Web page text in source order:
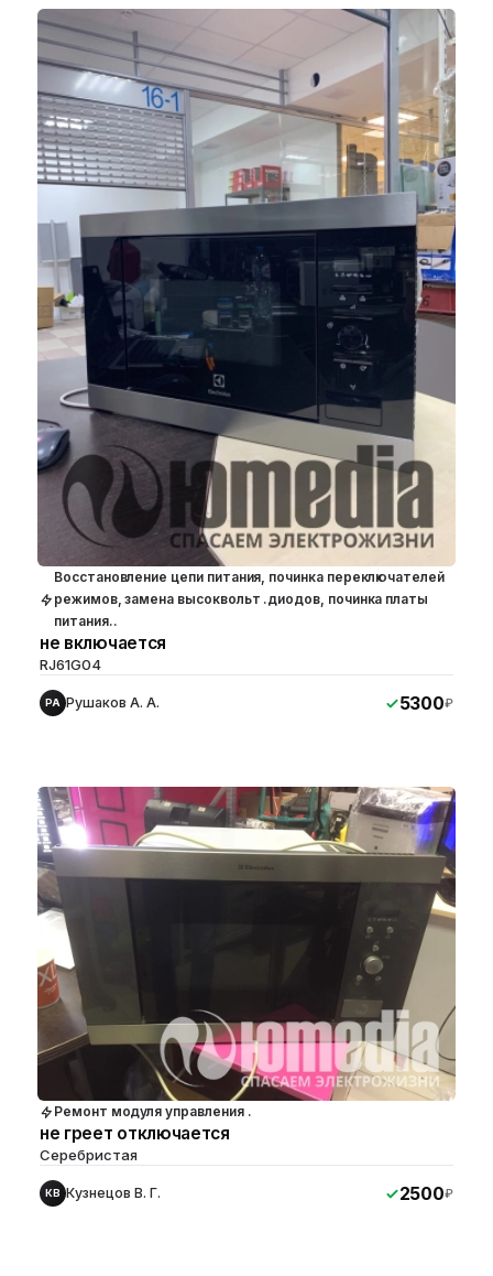
Восстановление цепи питания, починка переключателей
режимов, замена высоквольт .диодов, починка платы
питания..
не включается
RJ61G04
РА Рушаков А. А. 5300₽
Ремонт модуля управления .
не греет отключается
Серебристая
КВ Кузнецов В. Г. 2500₽